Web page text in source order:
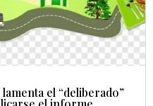
el “deliberado”